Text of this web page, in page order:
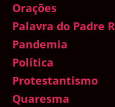
Orações
Palavra do Padre
Pandemia
Política
Protestantismo
Quaresma